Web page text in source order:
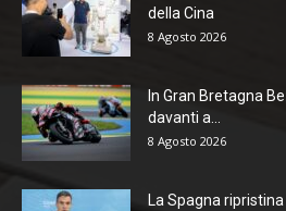
della Cina
8 Agosto 2026
In Gran Bretagna
davanti a...
8 Agosto 2026
La Spagna